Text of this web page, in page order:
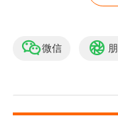
Americanas 在线市场
期与Americanas开
微信